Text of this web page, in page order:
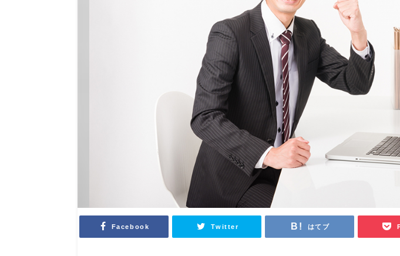
Facebook Twitter はてブ